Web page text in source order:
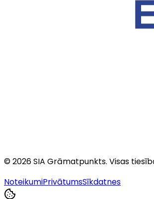
©2026SIA Grāmatpunkts. Visas
NoteikumiPrivātumsSīkdatnes